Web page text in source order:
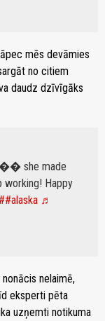
mēs devāmies
no citiem
daudz dzīvīgāks
she made
working! Happy
##alaska ♬
nelaimē,
eksperti pēta
uzņemti notikuma